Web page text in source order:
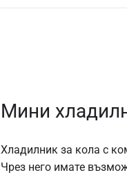
Мини
Хладилник за кола с
Чрез него имате